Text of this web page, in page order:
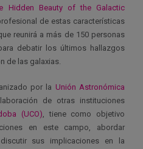
Hidden Beauty of the Galactic
de estas características
reunirá a más de 150 personas
debatir los últimos hallazgos
de las galaxias.
por la Unión Astronómica
de otras instituciones
(UCO), tiene como objetivo
en este campo, abordar
sus implicaciones en la